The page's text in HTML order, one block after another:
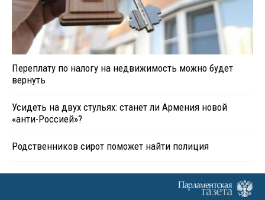
Переплату по налогу на недвижимость можно будет
вернуть
Усидеть на двух стульях: станет ли Армения новой
«анти-Россией»?
Родственников сирот поможет найти полиция